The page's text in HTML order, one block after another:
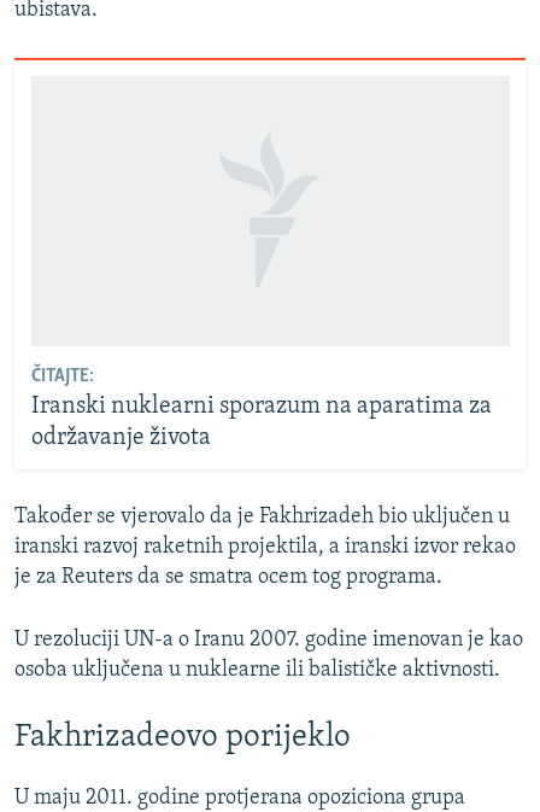
ubistava.
ČITAJTE:
Iranski nuklearni sporazum na aparatima za
održavanje života
Također se vjerovalo da je Fakhrizadeh bio uključen u
iranski razvoj raketnih projektila, a iranski izvor rekao
je za Reuters da se smatra ocem tog programa.
U rezoluciji UN-a o Iranu 2007. godine imenovan je kao
osoba uključena u nuklearne ili balističke aktivnosti.
Fakhrizadeovo porijeklo
U maju 2011. godine protjerana opoziciona grupa